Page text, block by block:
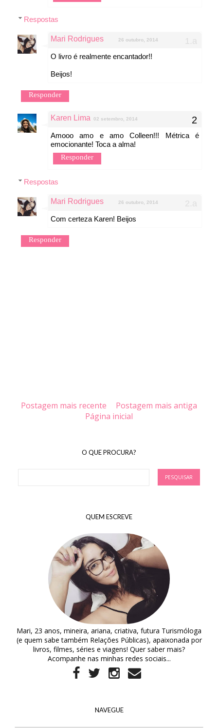
Respostas
Mari Rodrigues 26 outubro, 2014
O livro é realmente encantador!!
Beijos!
Responder
Karen Lima 02 setembro, 2014
Amooo amo e amo Colleen!!! Métrica é
emocionante! Toca a alma!
Responder
Respostas
Mari Rodrigues 26 outubro, 2014
Com certeza Karen! Beijos
Responder
Postagem mais recente
Postagem mais antiga
Página inicial
O QUE PROCURA?
QUEM ESCREVE
Mari, 23 anos, mineira, ariana, criativa, futura Turismóloga
(e quem sabe também Relações Públicas), apaixonada por
livros, filmes, séries e viagens! Quer saber mais?
Acompanhe nas minhas redes sociais...
NAVEGUE